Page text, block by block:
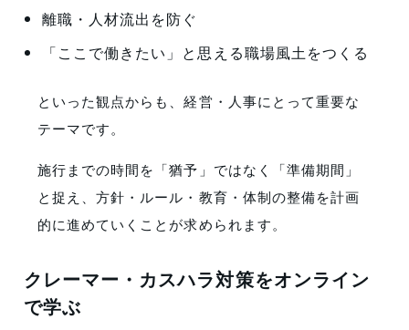
離職・人材流出を防ぐ
「ここで働きたい」と思える職場風土をつくる
といった観点からも、経営・人事にとって重要な
テーマです。
施行までの時間を「猶予」ではなく「準備期間」
と捉え、方針・ルール・教育・体制の整備を計画
的に進めていくことが求められます。
クレーマー・カスハラ対策をオンライン
で学ぶ